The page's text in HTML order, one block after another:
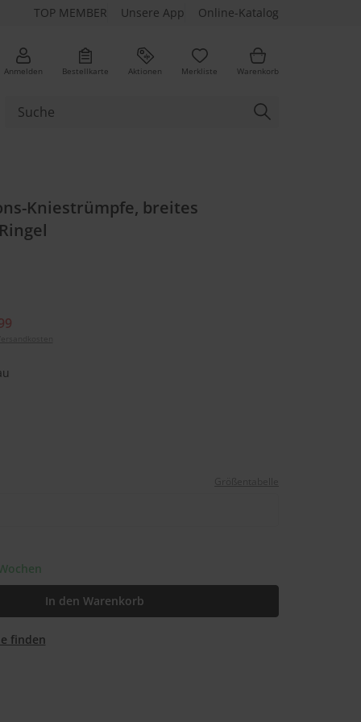
TOP MEMBER Unsere App Online-Katalog
Anmelden Bestellkarte Aktionen Merkliste Warenkorb
Kniestrümpfe, breites
In den Warenkorb
finden